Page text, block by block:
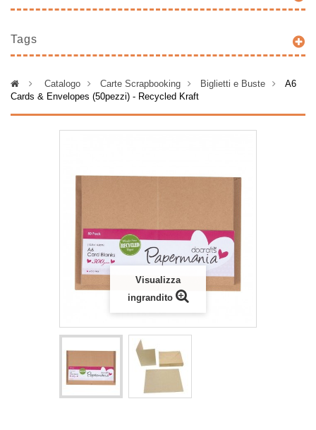
Tags
> Catalogo > Carte Scrapbooking > Biglietti e Buste >
A6
Cards & Envelopes (50pezzi) - Recycled Kraft
Visualizza
ingrandito